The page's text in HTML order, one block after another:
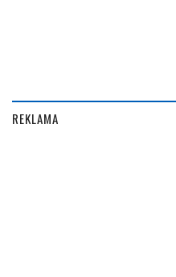
REKLAMA